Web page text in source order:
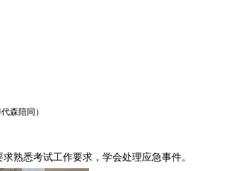
森陪同 ）
求熟悉考试工作要求，学会处理应急事件。